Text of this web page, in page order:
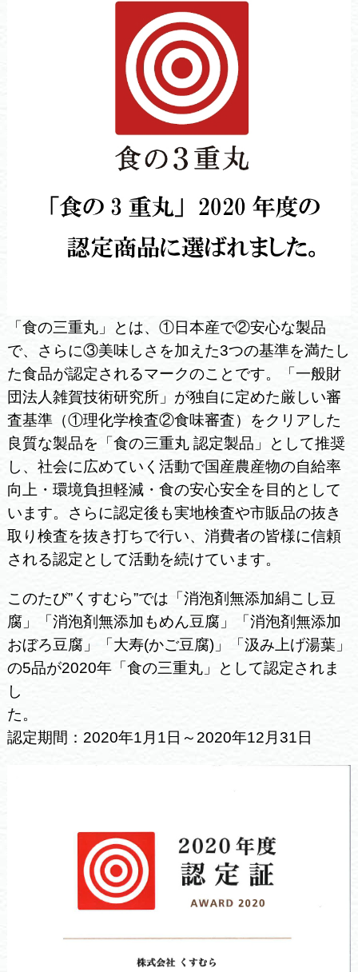
「食の三重丸」とは、①日本産で②安心な製品
で、さらに③美味しさを加えた3つの基準を満たし
た食品が認定されるマークのことです。「一般財
団法人雑賀技術研究所」が独自に定めた厳しい審
査基準（①理化学検査②食味審査）をクリアした
良質な製品を「食の三重丸 認定製品」として推奨
し、社会に広めていく活動で国産農産物の自給率
向上・環境負担軽減・食の安心安全を目的として
います。さらに認定後も実地検査や市販品の抜き
取り検査を抜き打ちで行い、消費者の皆様に信頼
される認定として活動を続けています。
このたび”くすむら”では「消泡剤無添加絹こし豆
腐」「消泡剤無添加もめん豆腐」「消泡剤無添加
おぼろ豆腐」「大寿(かご豆腐)」「汲み上げ湯葉」
の5品が2020年「食の三重丸」として認定されま
し
た。
認定期間：2020年1月1日～2020年12月31日